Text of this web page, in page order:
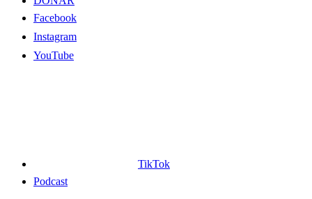
Facebook
Instagram
YouTube
TikTok
Podcast